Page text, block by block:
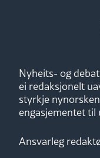
Nyheits- og
ei redaksjonelt
styrkje
engasjementet til
Ansvarleg